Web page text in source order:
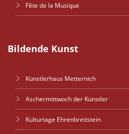
Fête de la Musique
Bildende Kunst
Künstlerhaus Metternich
Aschermittwoch der Künstler
Kulturtage Ehrenbreitstein